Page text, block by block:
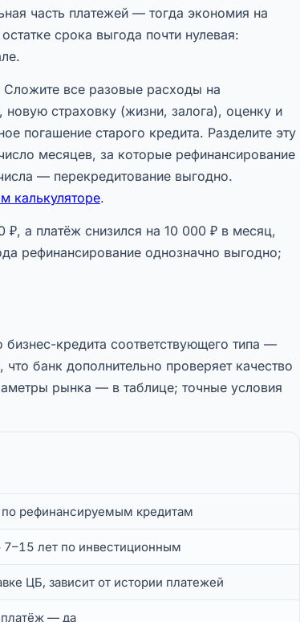
часть платежей — тогда экономия на
срока выгода почти нулевая:
Сложите все разовые расходы на
страховку (жизни, залога), оценку и
погашение старого кредита. Разделите эту
месяцев, за которые рефинансирование
— перекредитование выгодно.
калькуляторе.
а платёж снизился на 10 000 ₽ в месяц,
рефинансирование однозначно выгодно;
кредита соответствующего типа —
банк дополнительно проверяет качество
рынка — в таблице; точные условия
по рефинансируемым кредитам
7–15 лет по инвестиционным
ЦБ, зависит от истории платежей
платёж — да